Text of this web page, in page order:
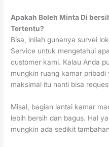
Apakah Boleh Minta Di
Tertentu?
Bisa, inilah gunanya survei
Service untuk mengetahui
customer kami. Kalau Anda
mungkin ruang kamar
maksimal itu nanti bisa
Misal, bagian lantai kamar
lebih bersih dan bagus. Hal
mungkin ada sedikit